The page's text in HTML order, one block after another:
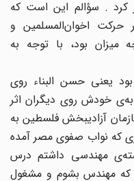
. سؤالم این است که
اخوان‌المسلمین و
بود، با توجه به
یعنی حسن البناء روی
خودش روی دیگران اثر
آزادیبخش فلسطین به
نواب صفوی مصر آمده
مهندسی داشتم درس
مهندس بشوم و مشغول